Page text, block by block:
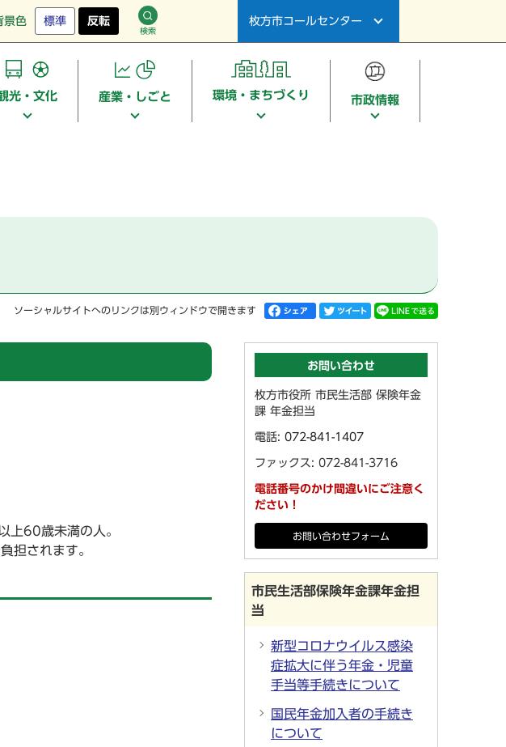
景色 標準 反転
検索
枚方市コールセンター
光・文化 産業・しごと 環境・まちづくり 市政情報
ソーシャルサイトへのリンクは別ウィンドウで開きます
上60歳未満の人。
担されます。
お問い合わせ
枚方市役所 市民生活部 保険年金
課 年金担当
電話: 072-841-1407
ファックス: 072-841-3716
電話番号のかけ間違いにご注意く
ださい！
お問い合わせフォーム
市民生活部保険年金課年金担
当
新型コロナウイルス感染
症拡大に伴う年金・児童
手当等手続きについて
国民年金加入者の手続き
について